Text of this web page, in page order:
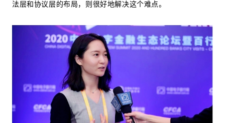
法层和协议层的布局，则很好地解决这个难点。